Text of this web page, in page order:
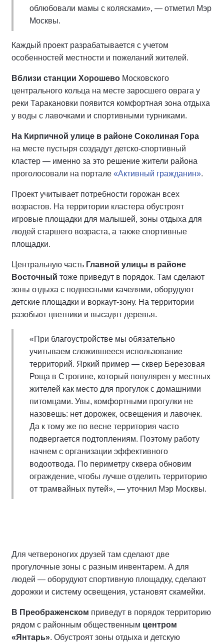
облюбовали мамы с колясками», — отметил Мэр
Москвы.
Каждый проект разрабатывается с учетом
особенностей местности и пожеланий жителей.
Вблизи станции Хорошево Московского
центрального кольца на месте заросшего оврага у
реки Таракановки появится комфортная зона отдыха
у воды с лавочками и спортивными турниками.
На Кирпичной улице в районе Соколиная Гора
на месте пустыря создадут детско-спортивный
кластер — именно за это решение жители района
проголосовали на портале «Активный гражданин».
Проект учитывает потребности горожан всех
возрастов. На территории кластера обустроят
игровые площадки для малышей, зоны отдыха для
людей старшего возраста, а также спортивные
площадки.
Центральную часть Главной улицы в районе
Восточный тоже приведут в порядок. Там сделают
зоны отдыха с подвесными качелями, оборудуют
детские площадки и воркаут-зону. На территории
разобьют цветники и высадят деревья.
«При благоустройстве мы обязательно
учитываем сложившееся использование
территорий. Яркий пример — сквер Березовая
Роща в Строгине, который популярен у местных
жителей как место для прогулок с домашними
питомцами. Увы, комфортными прогулки не
назовешь: нет дорожек, освещения и лавочек.
Да к тому же по весне территория часто
подвергается подтоплениям. Поэтому работу
начнем с организации эффективного
водоотвода. По периметру сквера обновим
ограждение, чтобы лучше отделить территорию
от трамвайных путей», — уточнил Мэр Москвы.
Для четвероногих друзей там сделают две
прогулочные зоны с разным инвентарем. А для
людей — оборудуют спортивную площадку, сделают
дорожки и систему освещения, установят скамейки.
В Преображенском приведут в порядок территорию
рядом с районным общественным центром
«Янтарь». Обустроят зоны отдыха и детскую